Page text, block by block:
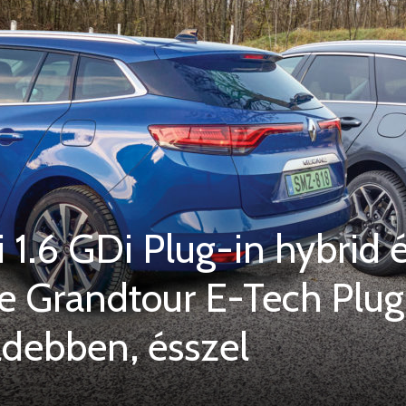
1.6 GDi Plug-in hybrid
Grandtour E-Tech
ésszel